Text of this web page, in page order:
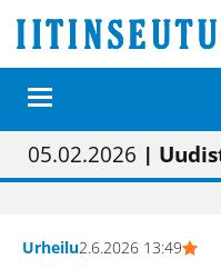
01.02.2026 | Painon
05.02.2026 |
23.04.2026 | “Olemme
09.05.2026| "Maalla on
Urheilu2.6.2026 13:49